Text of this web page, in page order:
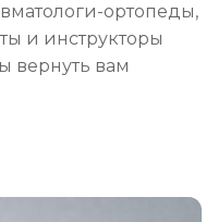
ортопеды,
и инструкторы
вернуть вам